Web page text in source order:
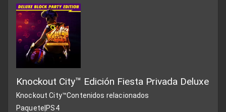
Knockout City™ Edición Fiesta Privada Deluxe
Knockout City™Contenidos relacionados
Paquete PS4